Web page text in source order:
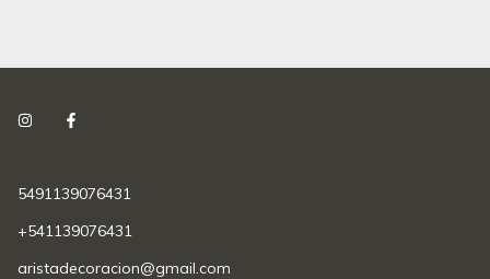
5491139076431
+541139076431
aristadecoracion@gmail.com